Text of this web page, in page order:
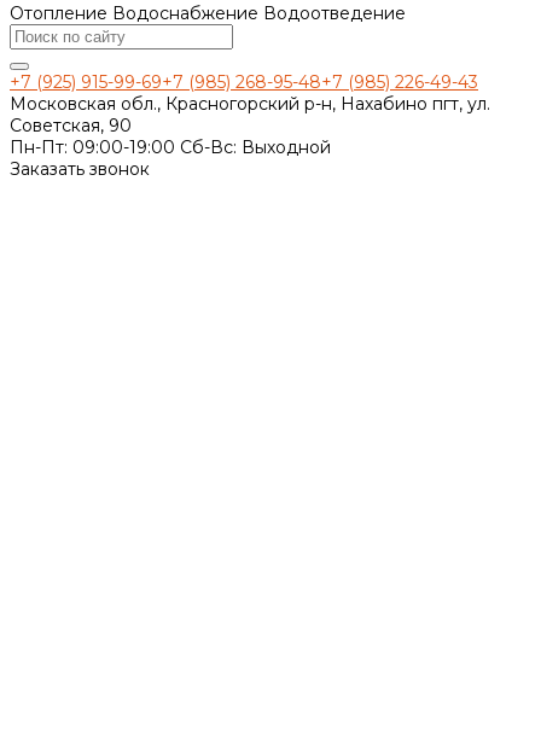
Отопление Водоснабжение Водоотведение
+7 (925) 915-99-69+7 (985) 268-95-48+7 (985) 226-49-43
Московская обл., Красногорский р-н, Нахабино пгт, ул.
Советская, 90
Пн-Пт: 09:00-19:00 Cб-Вс: Выходной
Заказать звонок